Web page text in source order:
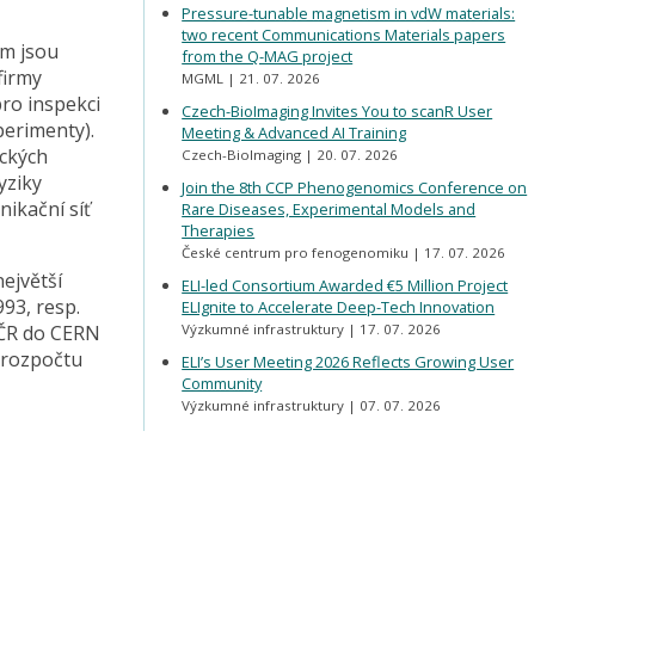
jsou
inspekci
síť
resp.
do CERN
Pressure-tunable magnetism in vdW materials:
two recent Communications Materials papers
from the Q-MAG project
MGML 21. 07. 2026
Czech-BioImaging Invites You to scanR User
Meeting & Advanced AI Training
Czech-BioImaging 20. 07. 2026
Join the 8th CCP Phenogenomics Conference on
Rare Diseases, Experimental Models and
Therapies
České centrum pro fenogenomiku 17. 07. 2026
ELI-led Consortium Awarded €5 Million Project
ELIgnite to Accelerate Deep-Tech Innovation
Výzkumné infrastruktury 17. 07. 2026
ELI’s User Meeting 2026 Reflects Growing User
Community
Výzkumné infrastruktury 07. 07. 2026